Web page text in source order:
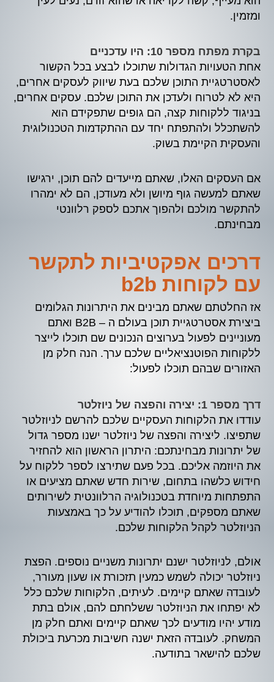
ומזמין.
בקרת מפתח מספר 10: היו עדכניים
אחת הטעויות הגדולות שתוכלו לבצע בכל הקשור
לאסטרטגיית התוכן שלכם בעת שיווק לעסקים אחרים,
היא לא לטרוח ולעדכן את התוכן שלכם. עסקים אחרים,
בניגוד ללקוחות קצה, הם גופים שתפקידם הוא
להשתכלל ולהתפתח יחד עם ההתקדמות הטכנולוגית
והעסקית הקיימת בשוק.
אם העסקים האלו, שאתם מייעדים להם תוכן, ירגישו
שאתם למעשה גוף מיושן ולא מעודכן, הם לא ימהרו
להתקשר מולכם ולהפוך אתכם לספק רלוונטי
מבחינתם.
דרכים אפקטיביות לתקשר
עם לקוחות b2b
אז החלטתם שאתם מבינים את היתרונות הגלומים
ביצירת אסטרטגיית תוכן בעולם ה – B2B ואתם
מעוניינים לפעול בערוצים הנכונים שם תוכלו לייצר
ללקוחות הפוטנציאליים שלכם ערך. הנה חלק מן
האזורים שבהם תוכלו לפעול:
דרך מספר 1: יצירה והפצה של ניוזלטר
עודדו את הלקוחות העסקיים שלכם להרשם לניוזלטר
שתפיצו. ליצירה והפצה של ניוזלטר ישנו מספר גדול
של יתרונות מבחינתכם: היתרון הראשון הוא להחזיר
את היוזמה אליכם. בכל פעם שתירצו לספר ללקוח על
חידוש כלשהו בתחום, שירות חדש שאתם מציעים או
התפתחות מיוחדת בטכנולוגיה הרלוונטית לשירותים
שאתם מספקים, תוכלו להודיע על כך באמצעות
הניוזלטר לקהל הלקוחות שלכם.
אולם, לניוזלטר ישנם יתרונות משניים נוספים. הפצת
ניוזלטר יכולה לשמש כמעין תזכורת או שעון מעורר,
לעובדה שאתם קיימים. לעיתים, הלקוחות שלכם כלל
לא יפתחו את הניוזלטר ששלחתם להם, אולם בתת
מודע יהיו מודעים לכך שאתם קיימים ואתם חלק מן
המשחק. לעובדה הזאת ישנה חשיבות מכרעת ביכולת
שלכם להישאר בתודעה.